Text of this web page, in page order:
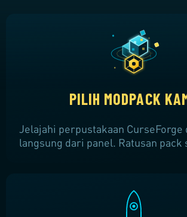
PILIH MODPACK
Jelajahi perpustakaan CurseForge
langsung dari panel. Ratusan pack